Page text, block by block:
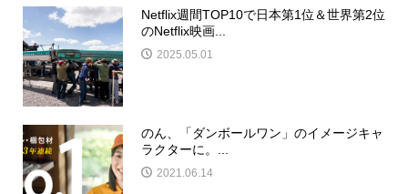
Netflix週間TOP10で日本第1位＆世界第2位
のNetflix映画...
2025.05.01
のん、「ダンボールワン」のイメージキャ
ラクターに。...
2021.06.14